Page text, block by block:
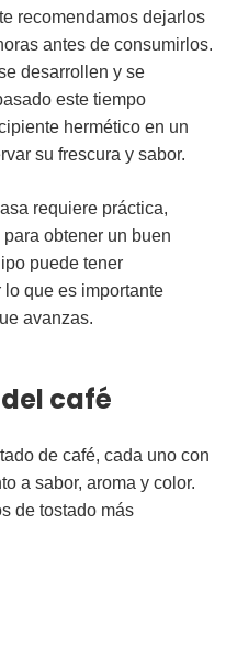
recomendamos dejarlos
antes de consumirlos.
desarrollen y se
este tiempo
hermético en un
su frescura y sabor.
requiere práctica,
obtener un buen
puede tener
que es importante
avanzas.
café
de café, cada uno con
a sabor, aroma y color.
de tostado más